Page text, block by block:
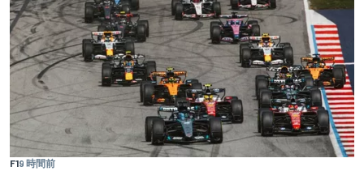
F19 時間前